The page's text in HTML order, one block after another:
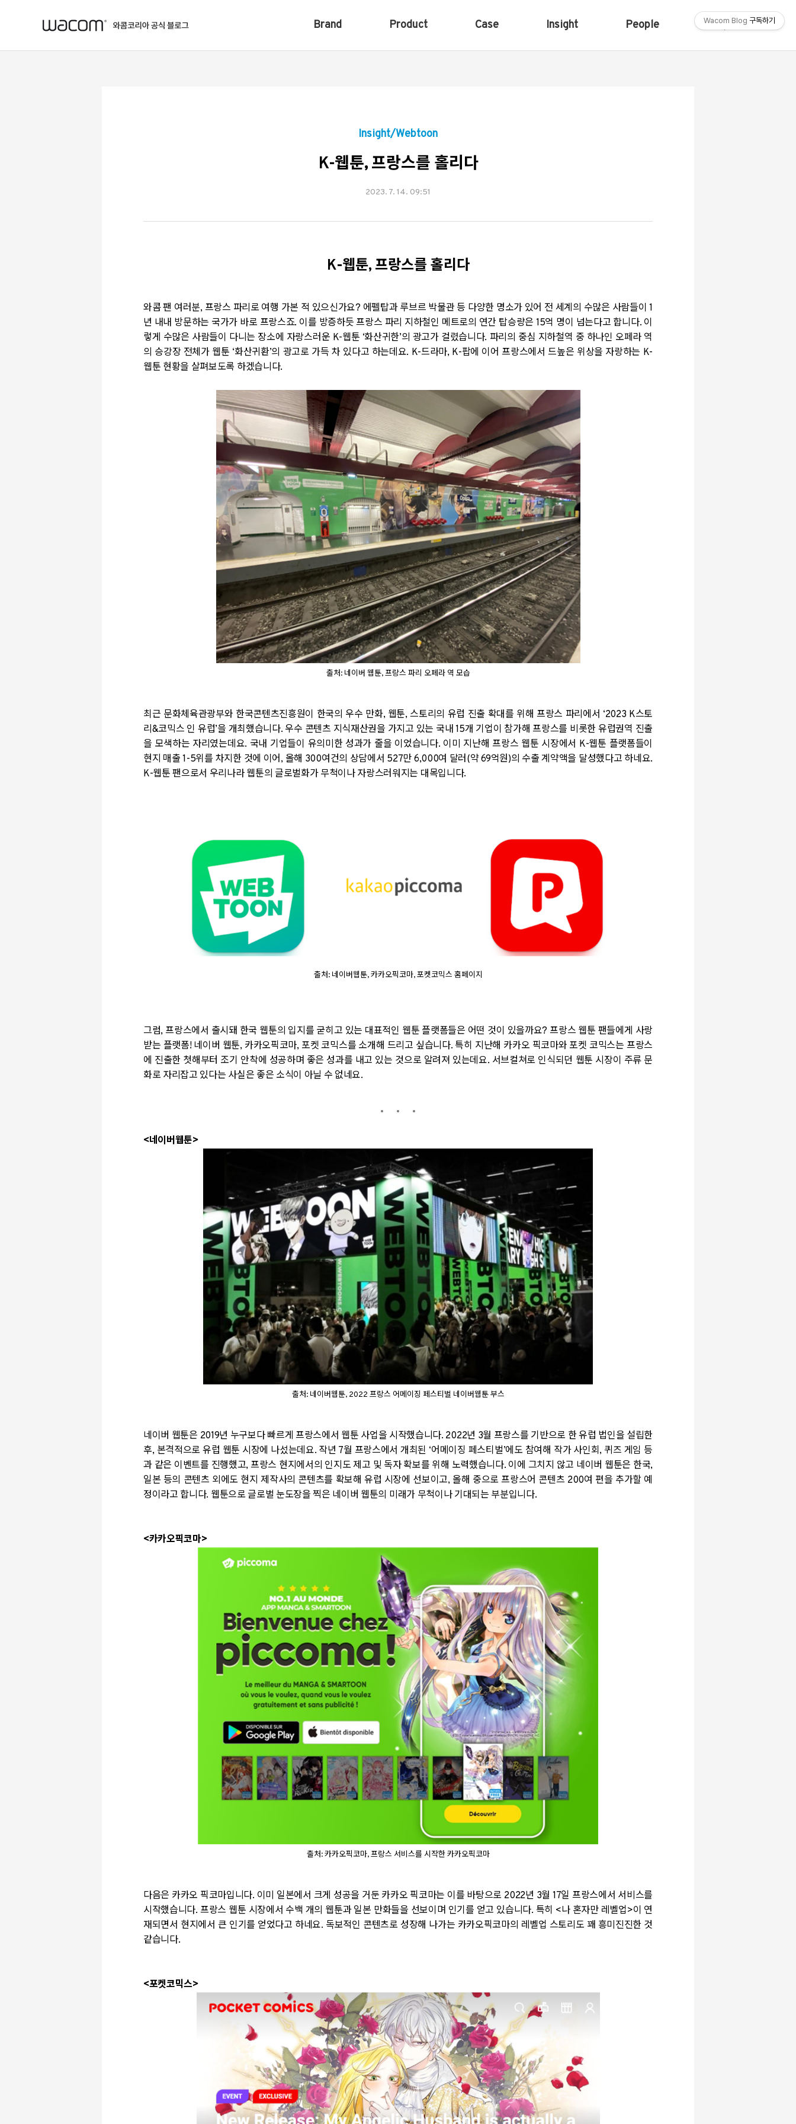
Brand Product Case Insight People Shop
Insight/Webtoon
K-웹툰, 프랑스를 홀리다
2023. 7. 14. 09:51
K-웹툰, 프랑스를 홀리다
와콤 팬 여러분, 프랑스 파리로 여행 가본 적 있으신가요? 에펠탑과 루브르 박물관 등 다양한 명소가 있어 전 세계의 수많은 사람들이1
년 내내 방문하는 국가가 바로 프랑스죠. 이를 방증하듯 프랑스 파리 지하철인 메트로의 연간 탑승량은15억 명이 넘는다고 합니다. 이
렇게 수많은 사람들이 다니는 장소에 자랑스러운 K-웹툰 ‘화산귀한’의 광고가 걸렸습니다. 파리의 중심 지하철역 중 하나인 오페라 역
의 승강장 전체가 웹툰 ‘화산귀환’의 광고로 가득 차 있다고 하는데요. K-드라마, K-팝에 이어 프랑스에서 드높은 위상을 자랑하는 K-
웹툰 현황을 살펴보도록 하겠습니다.
출처: 네이버 웹툰, 프랑스 파리 오페라 역 모습
최근 문화체육관광부와 한국콘텐츠진흥원이 한국의 우수 만화, 웹툰,스토리의 유럽 진출 확대를 위해 프랑스 파리에서 ‘2023 K스토
리&코믹스 인 유럽’을 개최했습니다. 우수 콘텐츠 지식재산권을 가지고 있는 국내15개 기업이 참가해 프랑스를 비롯한 유럽권역 진출
을 모색하는 자리였는데요. 국내 기업들이 유의미한 성과가 줄을 이었습니다. 이미 지난해 프랑스 웹툰 시장에서 K-웹툰 플랫폼들이
현지 매출1-5위를 차지한 것에 이어, 올해 300여건의 상담에서 527만 6,000여 달러(약69억원)의 수출 계약액을 달성했다고 하네요.
K-웹툰 팬으로서 우리나라 웹툰의 글로벌화가 무척이나 자랑스러워지는 대목입니다.
출처: 네이버웹툰, 카카오픽코마, 포켓코믹스 홈페이지
그럼,프랑스에서 출시돼 한국 웹툰의 입지를 굳히고 있는 대표적인 웹툰 플랫폼들은 어떤 것이 있을까요?프랑스 웹툰 팬들에게 사랑
받는 플랫폼! 네이버 웹툰, 카카오픽코마, 포켓 코믹스를 소개해 드리고 싶습니다.특히 지난해 카카오 픽코마와 포켓 코믹스는 프랑스
에 진출한 첫해부터 조기 안착에 성공하며 좋은 성과를 내고 있는 것으로 알려져 있는데요. 서브컬쳐로 인식되던 웹툰 시장이 주류 문
화로 자리잡고 있다는 사실은 좋은 소식이 아닐 수 없네요.
<네이버웹툰>
출처: 네이버웹툰, 2022 프랑스 어메이징 페스티벌 네이버웹툰 부스
네이버 웹툰은 2019년 누구보다 빠르게 프랑스에서 웹툰 사업을 시작했습니다. 2022년 3월 프랑스를 기반으로 한 유럽 법인을 설립한
후, 본격적으로 유럽 웹툰 시장에 나섰는데요. 작년 7월 프랑스에서 개최된 ‘어메이징 페스티벌’에도 참여해 작가 사인회,퀴즈 게임 등
과 같은 이벤트를 진행했고, 프랑스 현지에서의 인지도 제고 및 독자 확보를 위해 노력했습니다. 이에 그치지 않고 네이버 웹툰은 한국,
일본 등의 콘텐츠 외에도 현지 제작사의 콘텐츠를 확보해 유럽 시장에 선보이고, 올해 중으로 프랑스어 콘텐츠 200여 편을 추가할 예
정이라고 합니다. 웹툰으로 글로벌 눈도장을 찍은 네이버 웹툰의 미래가 무척이나 기대되는 부분입니다.
<카카오픽코마>
출처: 카카오픽코마, 프랑스 서비스를 시작한 카카오픽코마
다음은 카카오 픽코마입니다. 이미 일본에서 크게 성공을 거둔 카카오 픽코마는 이를 바탕으로 2022년 3월 17일 프랑스에서 서비스를
시작했습니다. 프랑스 웹툰 시장에서 수백 개의 웹툰과 일본 만화들을 선보이며 인기를 얻고 있습니다. 특히 <나 혼자만 레벨업>이 연
재되면서 현지에서 큰 인기를 얻었다고 하네요. 독보적인 콘텐츠로 성장해 나가는 카카오픽코마의 레벨업 스토리도 꽤 흥미진진한 것
같습니다.
<포켓코믹스>
Wacom Blog 구독하기